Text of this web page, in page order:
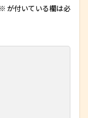
※ が付いている欄は必